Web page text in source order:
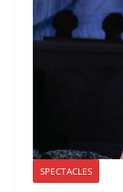
SPECTACLES